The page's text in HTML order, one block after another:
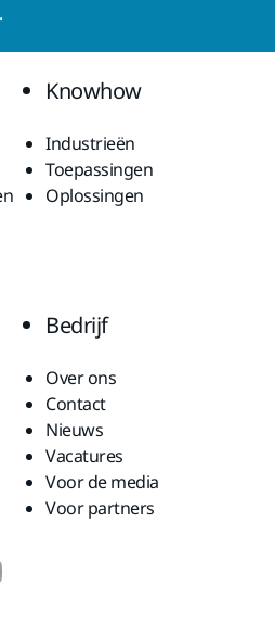
Knowhow
Industrieën
Toepassingen
Oplossingen
Bedrijf
Over ons
Contact
Nieuws
Vacatures
Voor de media
Voor partners